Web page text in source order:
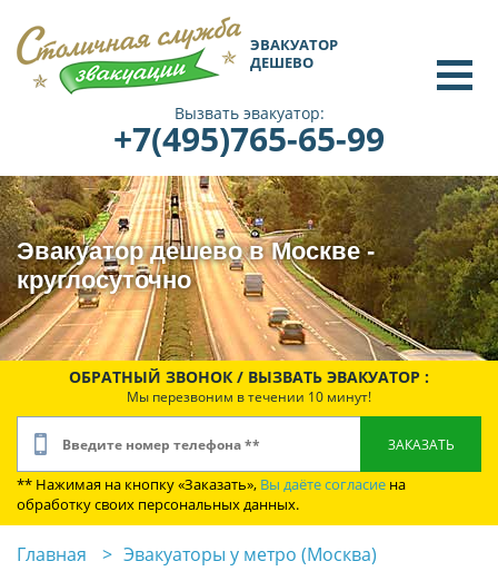
ЭВАКУАТОР
ДЕШЕВО
Вызвать эвакуатор:
+7(495)765-65-99
Эвакуатор дешево в Москве -
круглосуточно
ОБРАТНЫЙ ЗВОНОК / ВЫЗВАТЬ ЭВАКУАТОР :
Мы перезвоним в течении 10 минут!
** Нажимая на кнопку «Заказать», Вы даёте согласие на
обработку своих персональных данных.
Главная Эвакуаторы у метро (Москва)